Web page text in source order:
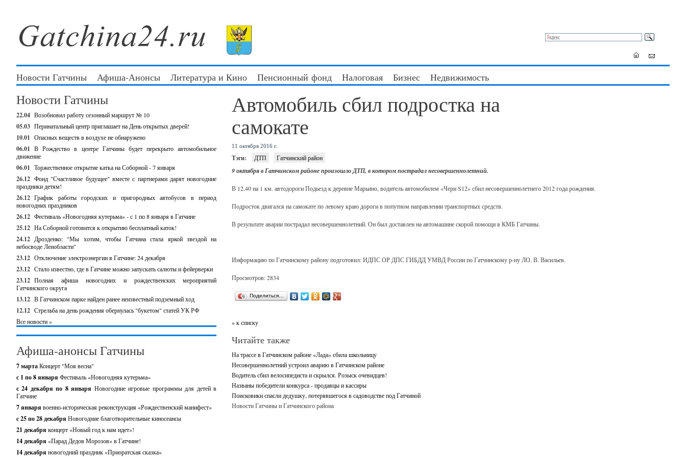
Новости Гатчины Афиша-Анонсы Литература и Кино Пенсионный фонд Налоговая Бизнес Недвижимость
Новости Гатчины
22.04 Возобновил работу сезонный маршрут № 10
05.03 Перинатальный центр приглашает на День открытых дверей!
10.01 Опасных веществ в воздухе не обнаружено
06.01 В Рождество в центре Гатчины будет перекрыто автомобильное
движение
06.01 Торжественное открытие катка на Соборной - 7 января
26.12 Фонд "Счастливое будущее" вместе с партнерами дарят новогодние
праздники детям!
26.12 График работы городских и пригородных автобусов в период
новогодних праздников
26.12 Фестиваль «Новогодняя кутерьма» - с 1 по 8 января в Гатчине
25.12 На Соборной готовится к открытию бесплатный каток!
24.12 Дрозденко: "Мы хотим, чтобы Гатчина стала яркой звездой на
небосводе Ленобласти"
23.12 Отключение электроэнергии в Гатчине: 24 декабря
23.12 Стало известно, где в Гатчине можно запускать салюты и фейерверки
23.12 Полная афиша новогодних и рождественских мероприятий
Гатчинского округа
13.12 В Гатчинском парке найден ранее неизвестный подземный ход
12.12 Стрельба на день рождения обернулась "букетом" статей УК РФ
Все новости »
Афиша-анонсы Гатчины
7 мартаКонцерт "Моя весна"
с 1 по 8 января Фестиваль «Новогодняя кутерьма»
с 24 декабря по 8 января Новогодние игровые программы для детей в
Гатчине
7 января военно-историческая реконструкция «Рождественский манифест»
c 25 по 28 декабря Новогодние благотворительные киносеансы
21 декабря концерт «Новый год к нам идет»!
14 декабря «Парад Дедов Морозов» в Гатчине!
14 декабря новогодний праздник «Приоратская сказка»
Автомобиль сбил подростка на
самокате
11 октября 2016 г.
Тэги: ДТП Гатчинский район
9 октября в Гатчинском районе произошло ДТП, в котором пострадал несовершеннолетний.
В 12.40 на 1 км. автодороги Подьезд к деревне Марьино, водитель автомобилем «Чери S12» сбил несовершеннолетнего 2012 года рождения.
Подросток двигался на самокате по левому краю дороги в попутном направлении транспортных средств.
В результате аварии пострадал несовершеннолетний. Он был доставлен на автомашине скорой помощи в КМБ Гатчины.
Информацию по Гатчинскому району подготовил: ИДПС ОР ДПС ГИБДД УМВД России по Гатчинскому р-ну ЛО. В. Васильев.
Просмотров: 2834
Поделиться…
» к списку
Читайте также
На трассе в Гатчинском районе «Лада» сбила школьницу
Несовершеннолетний устроил аварию в Гатчинском районе
Водитель сбил велосипедиста и скрылся. Розыск очевидцев!
Названы победители конкурса - продавцы и кассиры
Поисковики спасли дедушку, потерявшегося в садоводстве под Гатчиной
Новости Гатчины и Гатчинского района